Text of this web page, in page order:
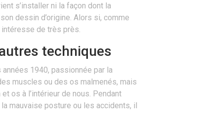
s’installer ni la façon dont la
dessin d’origine. Alors si, comme
intéresse de très près.
techniques
1940, passionnée par la
muscles ou des os malmenés, mais
os à l’intérieur de nous. Pendant
mauvaise posture ou les accidents, il